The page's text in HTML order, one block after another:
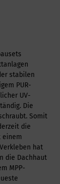
stabilen
PUR-
UV-
Die
Somit
die
einem
hat
die Dachhaut
MPP-